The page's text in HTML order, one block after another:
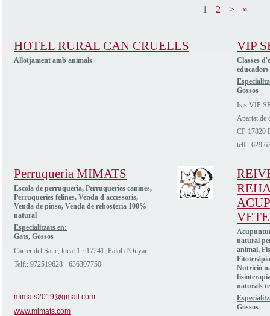
1 2 > »
HOTEL RURAL CAN CRUELLS
Allotjament amb animals
VIP
Classes
Gossos
Isis VIP
Apartat de
CP 17820
telf.: 629
Perruqueria MIMATS
Escola de perruqueria, Perruqueries canines,
Perruqueries felines, Venda d'accessoris,
Venda de pinso, Venda de rebosteria 100%
natural
Especialitzats en:
Gats, Gossos
Carrer del Sauc, local 1 · 17241, Palol d'Onyar
Telf.: 972519628 - 636307750
mimats2019@gmail.com
www.mimats.com
natural
animal,
Nutrició
naturals
Gossos